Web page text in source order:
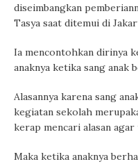
diseimbangkan
Tasya saat ditemui di
Ia mencontohkan dirinya
anaknya ketika sang anak
Alasannya karena sang
kegiatan sekolah
kerap mencari alasan
Maka ketika anaknya